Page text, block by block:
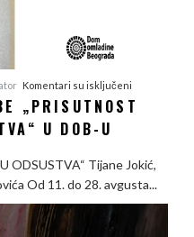
Komentari su isključenina
Ozvaranje
između
odsustva“
u
„PRISUTNOST
U DOB-U
ODSUSTVA“ Tijane Jokić,
Od 11. do 28. avgusta...